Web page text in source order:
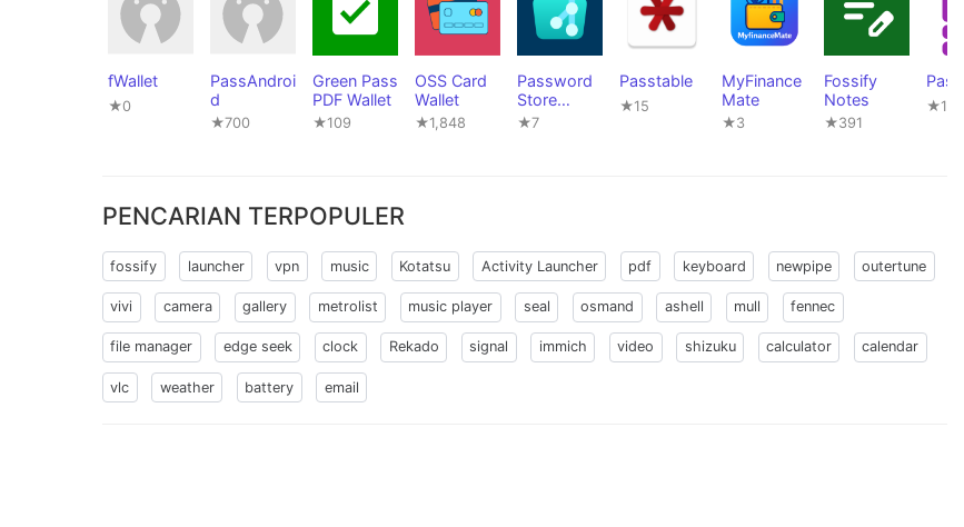
fWallet
★0
PassAndroi
d
★700
Green Pass
PDF Wallet
★109
OSS Card
Wallet
★1,848
Password
Store
(Passkey
★7
Passtable
★15
MyFinance
Mate
★3
Fossify
Notes
★391
Passy
★144
PENCARIAN TERPOPULER
fossify launcher vpn music Kotatsu Activity Launcher pdf keyboard newpipe outertune
vivi camera gallery metrolist music player seal osmand ashell mull fennec
file manager edge seek clock Rekado signal immich video shizuku calculator calendar
vlc weather battery email